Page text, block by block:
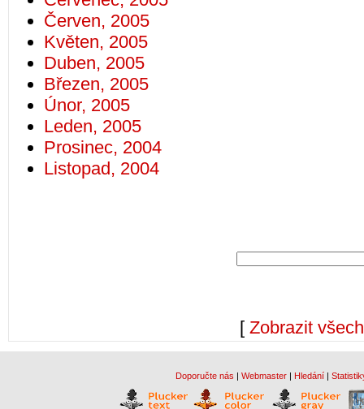
Červen, 2005
Květen, 2005
Duben, 2005
Březen, 2005
Únor, 2005
Leden, 2005
Prosinec, 2004
Listopad, 2004
[ Zobrazit
Doporučte nás | Webmaster | Hledání |